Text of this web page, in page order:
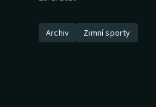
Cyklistika
Archiv Zimní sporty